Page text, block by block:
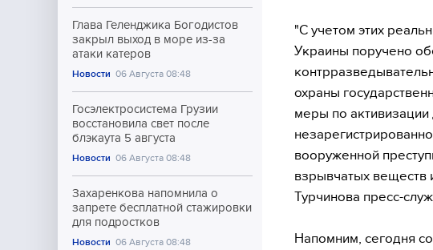
Глава Геленджика Богодистов
закрыл выход в море из-за
атаки катеров
Новости 06 Августа 08:48
Госэлектросистема Грузии
восстановила свет после
блэкаута 5 августа
Новости 06 Августа 08:48
Захаренкова напомнила о
запрете бесплатной стажировки
для подростков
Новости 06 Августа 08:48
"С учетом этих
Украины поручено
охраны
меры по
вооруженной
взрывчатых веществ
Турчинова пресс-
Напомним, сегодня